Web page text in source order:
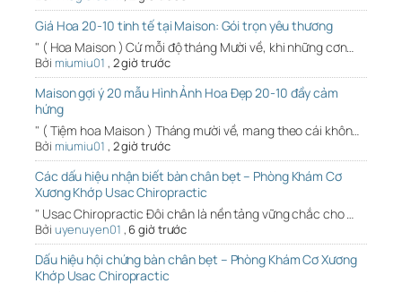
Giá Hoa 20-10 tinh tế tại Maison: Gói trọn yêu thương
" ( Hoa Maison ) Cứ mỗi độ tháng Mười về, khi những cơn…
Bởi miumiu01 , 2 giờ trước
Maison gợi ý 20 mẫu Hình Ảnh Hoa Đẹp 20-10 đầy cảm
hứng
" ( Tiệm hoa Maison ) Tháng mười về, mang theo cái khôn…
Bởi miumiu01 , 2 giờ trước
Các dấu hiệu nhận biết bàn chân bẹt – Phòng Khám Cơ
Xương Khớp Usac Chiropractic
" Usac Chiropractic Đôi chân là nền tảng vững chắc cho …
Bởi uyenuyen01 , 6 giờ trước
Dấu hiệu hội chứng bàn chân bẹt – Phòng Khám Cơ Xương
Khớp Usac Chiropractic